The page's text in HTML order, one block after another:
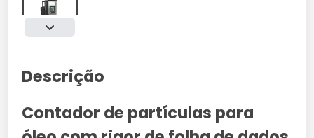
Descrição
Contador de partículas para